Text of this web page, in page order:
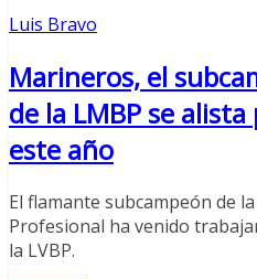
Luis Bravo
Marineros, el
de la LMBP se
este año
El flamante subcampeón de
Profesional ha venido
la LVBP.